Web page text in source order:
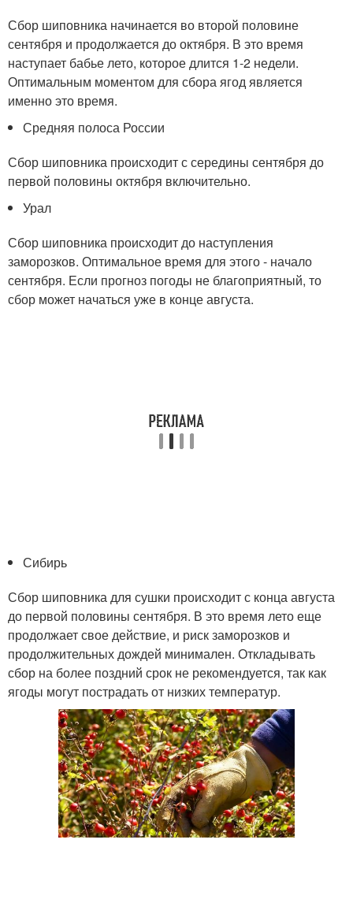
Сбор шиповника начинается во второй половине
сентября и продолжается до октября. В это время
наступает бабье лето, которое длится 1-2 недели.
Оптимальным моментом для сбора ягод является
именно это время.
Средняя полоса России
Сбор шиповника происходит с середины сентября до
первой половины октября включительно.
Урал
Сбор шиповника происходит до наступления
заморозков. Оптимальное время для этого - начало
сентября. Если прогноз погоды не благоприятный, то
сбор может начаться уже в конце августа.
Сибирь
Сбор шиповника для сушки происходит с конца августа
до первой половины сентября. В это время лето еще
продолжает свое действие, и риск заморозков и
продолжительных дождей минимален. Откладывать
сбор на более поздний срок не рекомендуется, так как
ягоды могут пострадать от низких температур.